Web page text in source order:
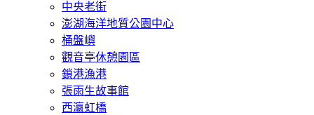
中央老街
澎湖海洋地質公園中心
桶盤嶼
觀音亭休憩園區
鎖港漁港
張雨生故事館
西瀛虹橋